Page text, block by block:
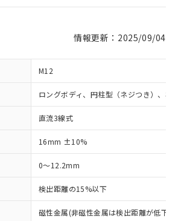
情報更新：2025/09/04
M12
ロングボディ、円柱型（ネジつき）、非
直流3線式
16mm ±10%
0～12.2mm
検出距離の15%以下
磁性金属(非磁性金属は検出距離が低下し